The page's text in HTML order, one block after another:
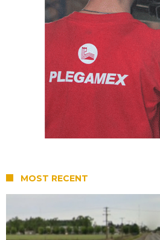
MOST RECENT